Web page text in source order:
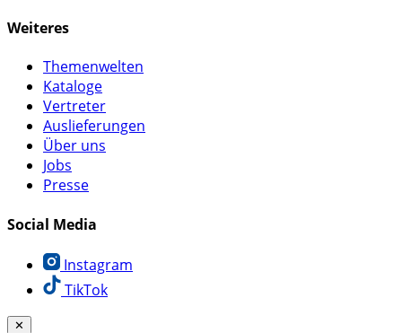
Weiteres
Themenwelten
Kataloge
Vertreter
Auslieferungen
Über uns
Jobs
Presse
Social Media
Instagram
TikTok
✕